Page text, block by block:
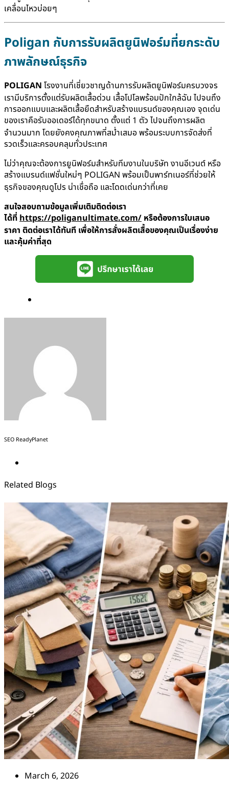
เคลื่อนไหวบ่อยๆ
Poligan กับการรับผลิตยูนิฟอร์มที่ยกระดับ
ภาพลักษณ์ธุรกิจ
POLIGAN โรงงานที่เชี่ยวชาญด้านการรับผลิตยูนิฟอร์มครบวงจร
เรามีบริการตั้งแต่รับผลิตเสื้อด่วน เสื้อโปโลพร้อมปักใกล้ฉัน ไปจนถึง
การออกแบบและผลิตเสื้อยืดสำหรับสร้างแบรนด์ของคุณเอง จุดเด่น
ของเราคือรับออเดอร์ได้ทุกขนาด ตั้งแต่ 1 ตัว ไปจนถึงการผลิต
จำนวนมาก โดยยังคงคุณภาพที่สม่ำเสมอ พร้อมระบบการจัดส่งที่
รวดเร็วและครอบคลุมทั่วประเทศ
ไม่ว่าคุณจะต้องการยูนิฟอร์มสำหรับทีมงานในบริษัท งานอีเวนต์ หรือ
สร้างแบรนด์แฟชั่นใหม่ๆ POLIGAN พร้อมเป็นพาร์ทเนอร์ที่ช่วยให้
ธุรกิจของคุณดูโปร น่าเชื่อถือ และโดดเด่นกว่าที่เคย
สนใจสอบถามข้อมูลเพิ่มเติมติดต่อเรา
ได้ที่ https://poliganultimate.com/ หรือต้องการใบเสนอ
ราคา ติดต่อเราได้ทันที เพื่อให้การสั่งผลิตเสื้อของคุณเป็นเรื่องง่าย
และคุ้มค่าที่สุด
SEO ReadyPlanet
Related Blogs
March 6, 2026